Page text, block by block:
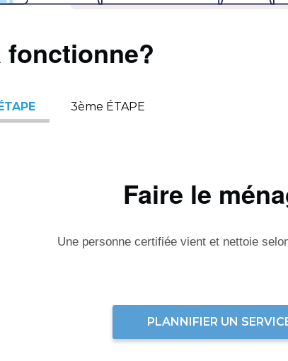
fonctionne?
3ème ÉTAPE
Faire le
Une personne certifiée vient et nettoie
PLANNIFIER UN